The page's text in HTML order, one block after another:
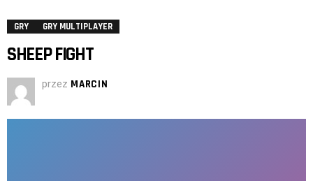
GRY GRY MULTIPLAYER
SHEEP FIGHT
przez MARCIN